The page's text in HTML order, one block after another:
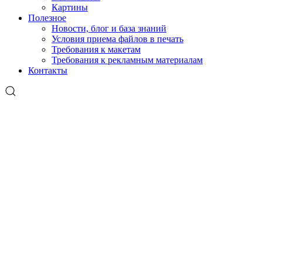
Картины
Полезное
Новости, блог и база знаний
Условия приема файлов в печать
Требования к макетам
Требования к рекламным материалам
Контакты